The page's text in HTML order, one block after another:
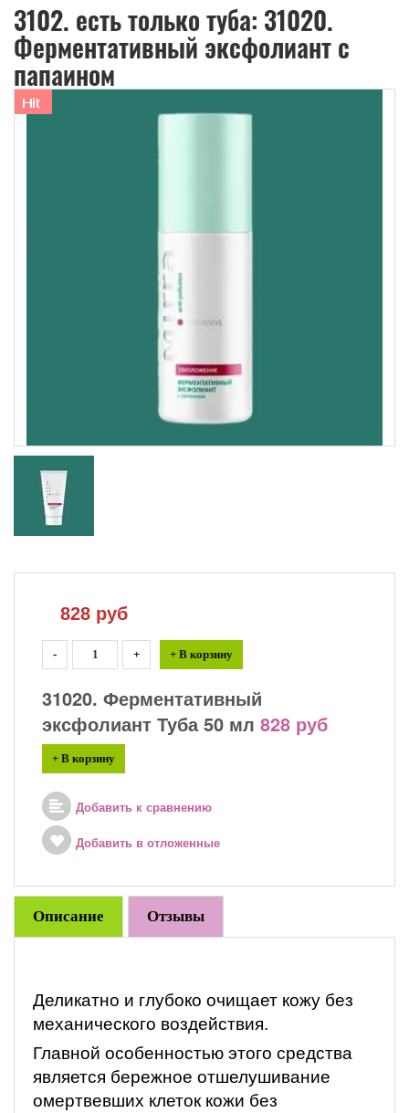
3102. есть только туба: 31020.
Ферментативный эксфолиант с
папаином
828 руб
- + + В корзину
31020. Ферментативный
эксфолиант Туба 50 мл 828 руб
+ В корзину
Добавить к сравнению
Добавить в отложенные
Описание Отзывы
Деликатно и глубоко очищает кожу без
механического воздействия.
Главной особенностью этого средства
является бережное отшелушивание
омертвевших клеток кожи без